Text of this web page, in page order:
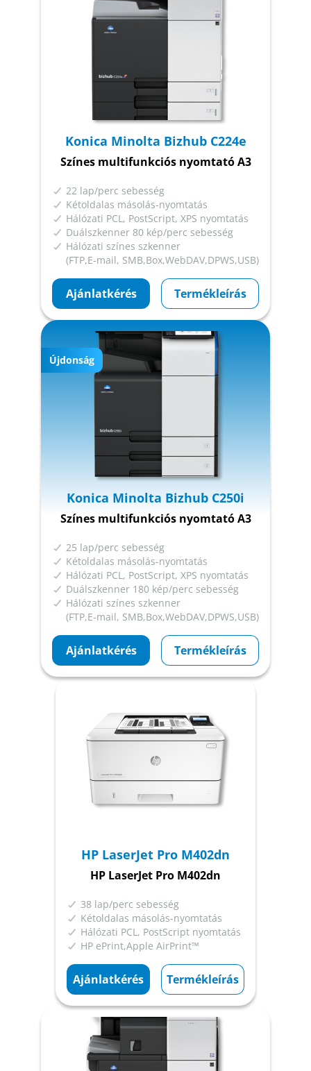
Konica Minolta Bizhub C224e
Színes multifunkciós nyomtató A3
22 lap/perc sebesség
Kétoldalas másolás-nyomtatás
Hálózati PCL, PostScript, XPS nyomtatás
Duálszkenner 80 kép/perc sebesség
Hálózati színes szkenner
(FTP,E-mail, SMB,Box,WebDAV,DPWS,USB)
Ajánlatkérés Termékleírás
Újdonság
Konica Minolta Bizhub C250i
Színes multifunkciós nyomtató A3
25 lap/perc sebesség
Kétoldalas másolás-nyomtatás
Hálózati PCL, PostScript, XPS nyomtatás
Duálszkenner 180 kép/perc sebesség
Hálózati színes szkenner
(FTP,E-mail, SMB,Box,WebDAV,DPWS,USB)
Ajánlatkérés Termékleírás
HP LaserJet Pro M402dn
HP LaserJet Pro M402dn
38 lap/perc sebesség
Kétoldalas másolás-nyomtatás
Hálózati PCL, PostScript nyomtatás
HP ePrint,Apple AirPrint™
Ajánlatkérés Termékleírás